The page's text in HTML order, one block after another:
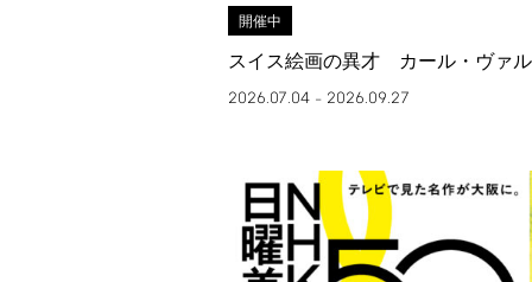
開催中
スイス絵画の異才 カール・ヴァ
2026.07.04 – 2026.09.27